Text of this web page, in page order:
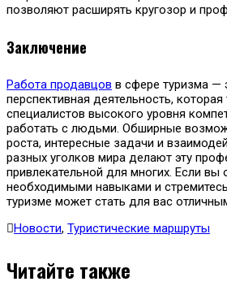
позволяют расширять кругозор и
Заключение
Работа продавцов в сфере туризма —
перспективная деятельность, которая
специалистов высокого уровня
работать с людьми. Обширные
роста, интересные задачи и
разных уголков мира делают эту
привлекательной для многих. Если вы
необходимыми навыками и
туризме может стать для вас
Новости, Туристические маршруты
Читайте также